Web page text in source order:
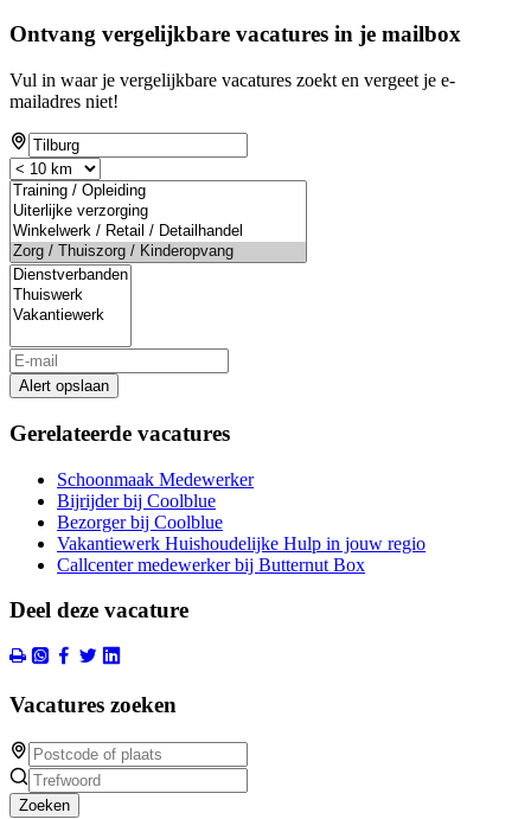
Ontvang vergelijkbare vacatures in je mailbox
Vul in waar je vergelijkbare vacatures zoekt en vergeet je e-
mailadres niet!
Alert opslaan
Gerelateerde vacatures
Schoonmaak Medewerker
Bijrijder bij Coolblue
Bezorger bij Coolblue
Vakantiewerk Huishoudelijke Hulp in jouw regio
Callcenter medewerker bij Butternut Box
Deel deze vacature
Vacatures zoeken
Zoeken